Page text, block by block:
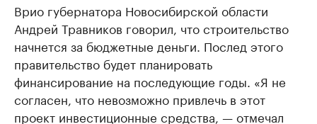
Врио губернатора Новосибирской области
Андрей Травников говорил, что строительство
начнется за бюджетные деньги. Послед этого
правительство будет планировать
финансирование на последующие годы. «Я не
согласен, что невозможно привлечь в этот
проект инвестиционные средства, — отмечал